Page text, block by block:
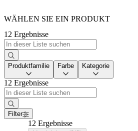
WÄHLEN SIE EIN PRODUKT
12 Ergebnisse
Produktfamilie Farbe Kategorie
12 Ergebnisse
Filter
12 Ergebnisse